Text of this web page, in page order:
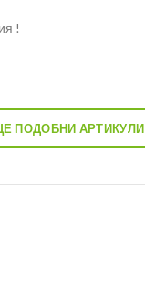
!
ПОДОБНИ АРТИКУЛИ